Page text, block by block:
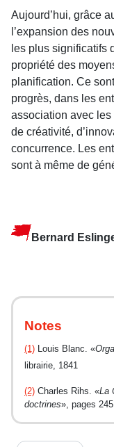
Aujourd’hui, grâce
l’expansion des
les plus significatifs
propriété des
planification. Ce
progrès, dans les
association avec
de créativité,
concurrence. Les
sont à même de
Bernard
Notes
(1) Louis Blanc. «
librairie, 1841
(2) Charles Rihs. «La
doctrines», pages